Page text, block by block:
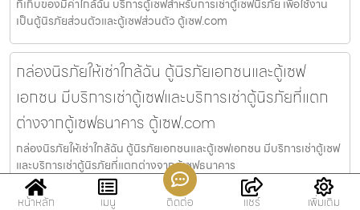
ที่เก็บของมีค่าใกล้ฉัน บริการตู้เซฟสำหรับการเช่าตู้เซฟนิรภัย เพื่อใช้งาน
เป็นตู้นิรภัยส่วนตัวและตู้เซฟส่วนตัว ตู้เซฟ.com
กล่องนิรภัยให้เช่าใกล้ฉัน ตู้นิรภัยเอกชนและตู้เซฟ
เอกชน มีบริการเช่าตู้เซฟและบริการเช่าตู้นิรภัยที่แตก
ต่างจากตู้เซฟธนาคาร ตู้เซฟ.com
กล่องนิรภัยให้เช่าใกล้ฉัน ตู้นิรภัยเอกชนและตู้เซฟเอกชน มีบริการเช่าตู้เซฟ
และบริการเช่าตู้นิรภัยที่แตกต่างจากตู้เซฟธนาคาร
หน้าหลัก เมนู ติดต่อ แชร์ เพิ่มเติม